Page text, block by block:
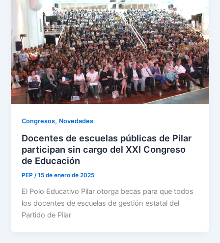
Congresos, Novedades
Docentes de escuelas públicas de Pilar
participan sin cargo del XXI Congreso
de Educación
PEP/15 de enero de 2025
El Polo Educativo Pilar otorga becas para que todos
los docentes de escuelas de gestión estatal del
Partido de Pilar